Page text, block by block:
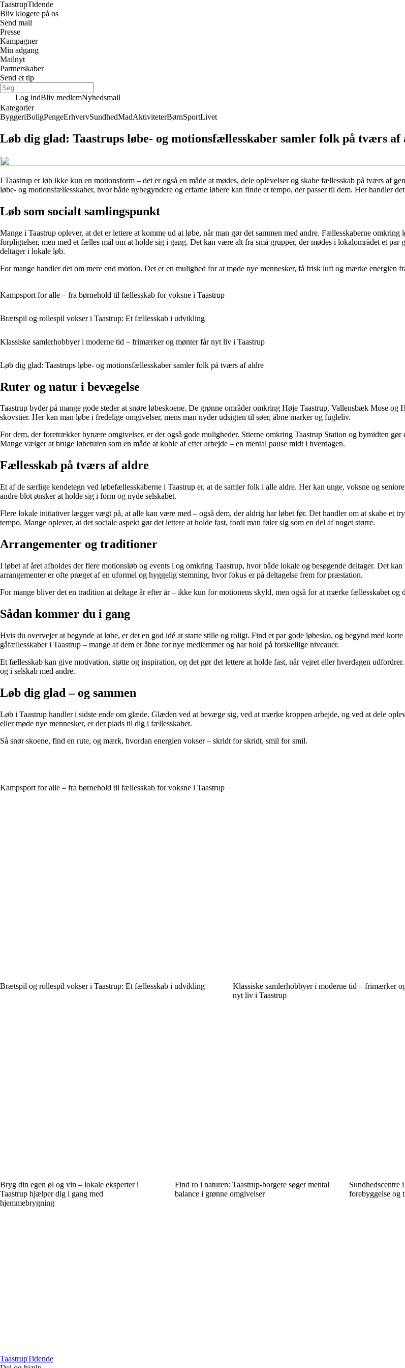
TaastrupTidende
Bliv klogere på os
Send mail
Presse
Kampagner
Min adgang
Mailnyt
Partnerskaber
Send et tip
Log indBliv medlemNyhedsmail
Kategorier
ByggeriBoligPengeErhvervSundhedMadAktiviteterBørnSportLivet
Løb dig glad: Taastrups løbe- og motionsfællesskaber samler folk på tværs af
I Taastrup er løb ikke kun en motionsform – det er også en måde at mødes, dele oplevelser og skabe fællesskab på tværs af
løbe- og motionsfællesskaber, hvor både nybegyndere og erfarne løbere kan finde et tempo, der passer til dem. Her handler
Løb som socialt samlingspunkt
Mange i Taastrup oplever, at det er lettere at komme ud at løbe, når man gør det sammen med andre. Fællesskaberne
forpligtelser, men med et fælles mål om at holde sig i gang. Det kan være alt fra små grupper, der mødes i lokalområdet et
deltager i lokale løb.
For mange handler det om mere end motion. Det er en mulighed for at møde nye mennesker, få frisk luft og mærke energien
Kampsport for alle – fra børnehold til fællesskab for voksne i Taastrup
Brætspil og rollespil vokser i Taastrup: Et fællesskab i udvikling
Klassiske samlerhobbyer i moderne tid – frimærker og mønter får nyt liv i Taastrup
Løb dig glad: Taastrups løbe- og motionsfællesskaber samler folk på tværs af aldre
Ruter og natur i bevægelse
Taastrup byder på mange gode steder at snøre løbeskoene. De grønne områder omkring Høje Taastrup, Vallensbæk Mose
skovstier. Her kan man løbe i fredelige omgivelser, mens man nyder udsigten til søer, åbne marker og fugleliv.
For dem, der foretrækker bynære omgivelser, er der også gode muligheder. Stierne omkring Taastrup Station og bymidten
Mange vælger at bruge løbeturen som en måde at koble af efter arbejde – en mental pause midt i hverdagen.
Fællesskab på tværs af aldre
Et af de særlige kendetegn ved løbefællesskaberne i Taastrup er, at de samler folk i alle aldre. Her kan unge, voksne og
andre blot ønsker at holde sig i form og nyde selskabet.
Flere lokale initiativer lægger vægt på, at alle kan være med – også dem, der aldrig har løbet før. Det handler om at skabe et
tempo. Mange oplever, at det sociale aspekt gør det lettere at holde fast, fordi man føler sig som en del af noget større.
Arrangementer og traditioner
I løbet af året afholdes der flere motionsløb og events i og omkring Taastrup, hvor både lokale og besøgende deltager. Det
arrangementer er ofte præget af en uformel og hyggelig stemning, hvor fokus er på deltagelse frem for præstation.
For mange bliver det en tradition at deltage år efter år – ikke kun for motionens skyld, men også for at mærke fællesskabet og
Sådan kommer du i gang
Hvis du overvejer at begynde at løbe, er det en god idé at starte stille og roligt. Find et par gode løbesko, og begynd med
gåfællesskaber i Taastrup – mange af dem er åbne for nye medlemmer og har hold på forskellige niveauer.
Et fællesskab kan give motivation, støtte og inspiration, og det gør det lettere at holde fast, når vejret eller hverdagen
og i selskab med andre.
Løb dig glad – og sammen
Løb i Taastrup handler i sidste ende om glæde. Glæden ved at bevæge sig, ved at mærke kroppen arbejde, og ved at dele
eller møde nye mennesker, er der plads til dig i fællesskabet.
Så snør skoene, find en rute, og mærk, hvordan energien vokser – skridt for skridt, smil for smil.
Kampsport for alle – fra børnehold til fællesskab for voksne i Taastrup
Brætspil og rollespil vokser i Taastrup: Et fællesskab i udvikling
Klassiske samlerhobbyer i moderne tid – frimærker
nyt liv i Taastrup
Bryg din egen øl og vin – lokale eksperter i
Taastrup hjælper dig i gang med
hjemmebrygning
Find ro i naturen: Taastrup-borgere søger mental
balance i grønne omgivelser
Sundhedscentre
forebyggelse og
TaastrupTidende